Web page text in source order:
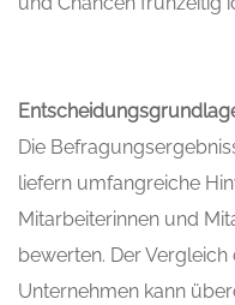
Die
liefern umfangreiche
Mitarbeiterinnen und
bewerten. Der
Unternehmen kann